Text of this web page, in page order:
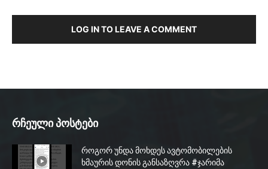
LOG IN TO LEAVE A COMMENT
რჩეული პოსტები
როგორ უნდა მოხდეს ავტომობილების
ხმაურის დონის განსაზღვრა #ჯარიმა